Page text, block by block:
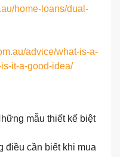
home-loans/dual-
advice/what-is-a-
it-a-good-idea/
mẫu thiết kế biệt
điều cần biết khi mua